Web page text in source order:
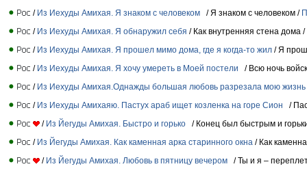
/ Из Иехуды Амихая. Я знаком с человеком / Я знаком с человеком /
/ Из Иехуды Амихая. Я обнаружил себя / Как внутренняя стена дома /
/ Из Иехуды Амихая. Я прошел мимо дома, где я когда-то жил / Я
/ Из Иехуды Амихая. Я хочу умереть в Моей постели
/ Всю ночь
/ Из Иехуды Амихая.Однажды большая любовь разрезала мою жизнь
/ Из Иехуды Амихаяю. Пастух араб ищет козленка на горе Сион
/
/ Из Йегуды Амихая. Быстро и горько
/ Конец был быстрым и
/ Из Йегуды Амихая. Как каменная арка старинного окна / Как
/ Из Йегуды Амихая. Любовь в пятницу вечером
/ Ты и я –